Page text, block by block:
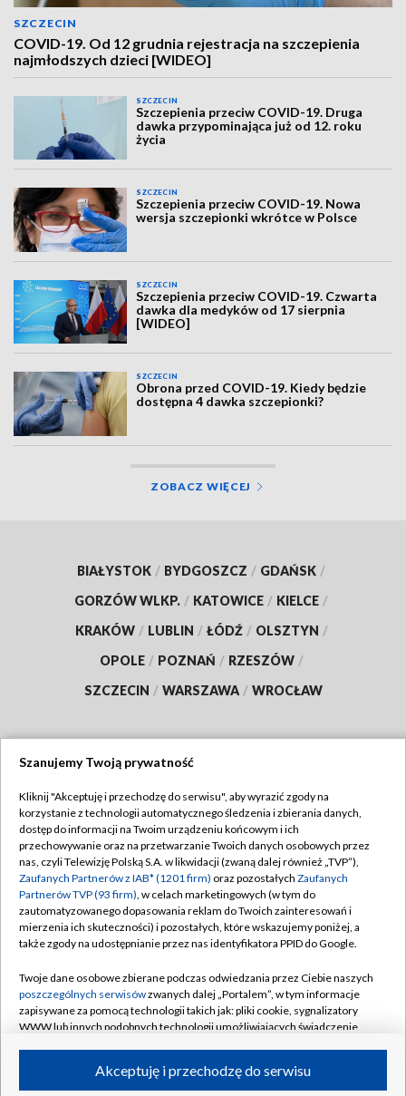
SZCZECIN
COVID-19. Od 12 grudnia rejestracja na szczepienia
najmłodszych dzieci [WIDEO]
SZCZECIN
Szczepienia przeciw COVID-19. Druga
dawka przypominająca już od 12. roku
życia
SZCZECIN
Szczepienia przeciw COVID-19. Nowa
wersja szczepionki wkrótce w Polsce
SZCZECIN
Szczepienia przeciw COVID-19. Czwarta
dawka dla medyków od 17 sierpnia
[WIDEO]
SZCZECIN
Obrona przed COVID-19. Kiedy będzie
dostępna 4 dawka szczepionki?
ZOBACZ WIĘCEJ
BIAŁYSTOK / BYDGOSZCZ / GDAŃSK /
GORZÓW WLKP. / KATOWICE / KIELCE /
KRAKÓW / LUBLIN / ŁÓDŹ / OLSZTYN /
OPOLE / POZNAŃ / RZESZÓW /
SZCZECIN / WARSZAWA / WROCŁAW
TVP
Abonament TVP
Emisja w TVP
Centrum informacji TVP
Naziemna Telewizja Cyfrowa
Rada Programowa
System NOS
Informacje o nadawcy
Program dla prasy
Regulamin TVP
Polityka prywatności
Moje zgody
Pomoc
Kontakt
Kanały
Szanujemy Twoją prywatność
Kliknij "Akceptuję i przechodzę do serwisu", aby wyrazić zgody na
korzystanie z technologii automatycznego śledzenia i zbierania danych,
dostęp do informacji na Twoim urządzeniu końcowym i ich
przechowywanie oraz na przetwarzanie Twoich danych osobowych przez
nas, czyli Telewizję Polską S.A. w likwidacji (zwaną dalej również „TVP”),
Zaufanych Partnerów z IAB* (1201 firm) oraz pozostałych Zaufanych
Partnerów TVP (93 firm), w celach marketingowych (w tym do
zautomatyzowanego dopasowania reklam do Twoich zainteresowań i
mierzenia ich skuteczności) i pozostałych, które wskazujemy poniżej, a
także zgody na udostępnianie przez nas identyfikatora PPID do Google.
Twoje dane osobowe zbierane podczas odwiedzania przez Ciebie naszych
poszczególnych serwisówzwanych dalej „Portalem”, w tym informacje
zapisywane za pomocą technologii takich jak: pliki cookie, sygnalizatory
WWW lub innych podobnych technologii umożliwiających świadczenie
ruchu w Internecie.Akceptuję i przechodzę do serwisu